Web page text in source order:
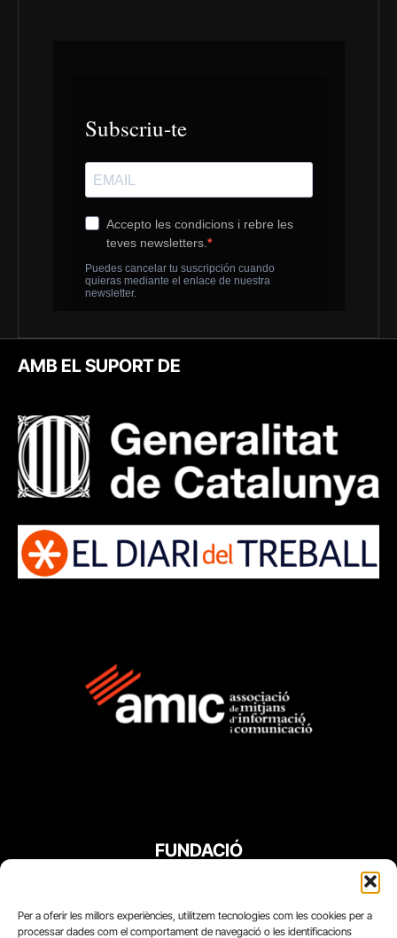
Per a oferir les millors experiències, utilitzem tecnologies com les cookies per a
processar dades com el comportament de navegació o les identificacions
AMB EL SUPORT DE
FUNDACIÓ